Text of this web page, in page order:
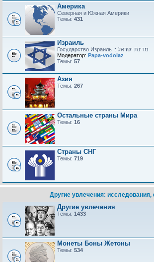
Америка
Северная и Южная Америки
Темы: 431
Израиль
Модератор: Papa-vodolaz
Темы: 57
Азия
Темы: 267
Остальные страны Мира
Темы: 16
Страны СНГ
Темы: 719
Другие увлечения:
Другие увлечения
Темы: 1433
Монеты Боны Жетоны
Темы: 534